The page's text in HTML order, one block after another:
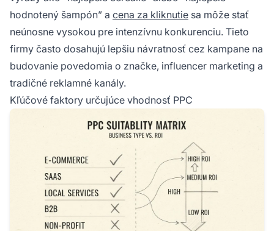
hodnotený šampón” a cena za kliknutie sa môže stať
neúnosne vysokou pre intenzívnu konkurenciu. Tieto
firmy často dosahujú lepšiu návratnosť cez kampane na
budovanie povedomia o značke, influencer marketing a
tradičné reklamné kanály.
Kľúčové faktory určujúce vhodnosť PPC